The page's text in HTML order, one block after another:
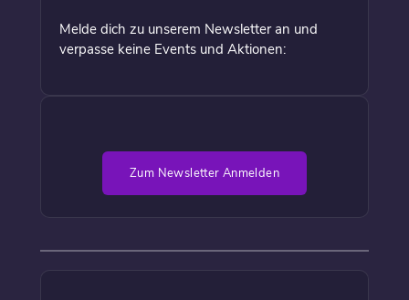
Melde dich zu unserem Newsletter an und
verpasse keine Events und Aktionen:
Zum Newsletter Anmelden